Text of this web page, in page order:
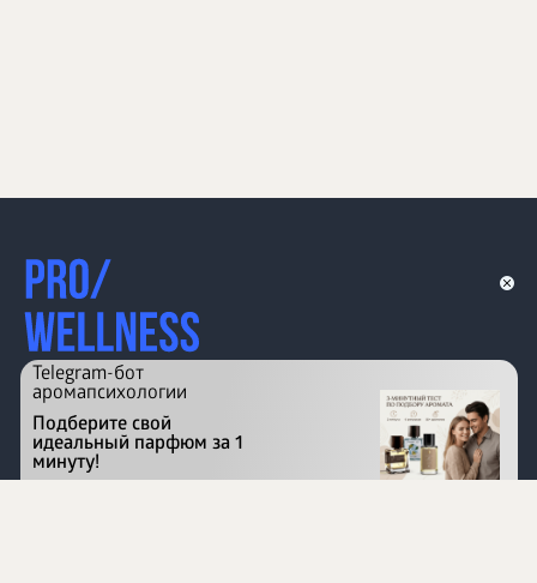
Перейти на сайт
Telegram-бот
аромапсихологии
Подберите свой
идеальный парфюм за 1
минуту!